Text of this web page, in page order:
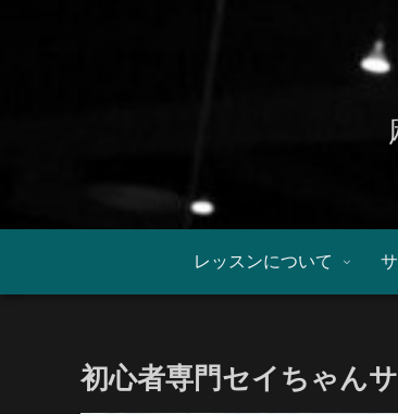
レッスンについて
初心者専門セイちゃん